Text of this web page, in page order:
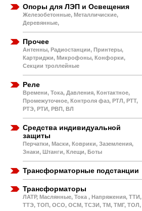
Опоры для ЛЭП и Освещения
Железобетонные, Металличиские,
Деревянные,
Прочее
Антенны, Радиостанции, Принтеры,
Картриджи, Микрофоны, Конфорки,
Секции троллейные
Реле
Времени, Тока, Давления, Контактное,
Промежуточное, Контроля фаз, РТЛ, РТТ,
РТЭ, РТИ, РВП, ВЛ
Средства индивидуальной
защиты
Перчатки, Маски, Коврики, Заземления,
Знаки, Штанги, Клещи, Боты
Трансформаторные подстанции
Трансформаторы
ЛАТР, Маслянные, Тока , Напряжения, ТТИ,
ТТЭ, ТОП, ОСО, ОСМ, ТСЗИ, ТМ, ТМГ, ТОЛ,